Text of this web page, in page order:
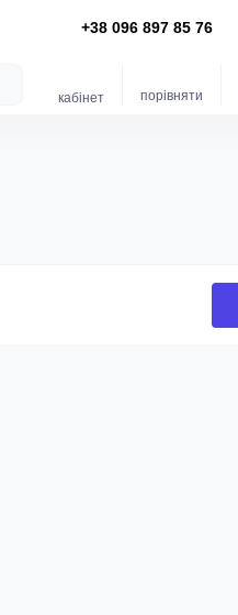
+38 096 897 85 76
кабінет порівняти